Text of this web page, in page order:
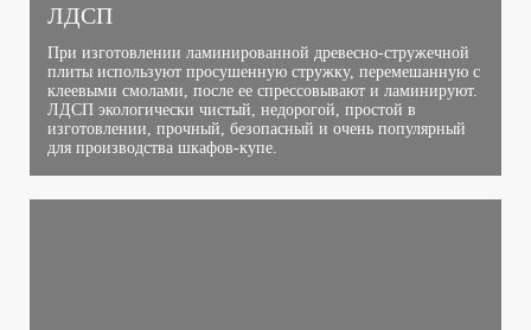
ЛДСП
При изготовлении ламинированной древесно-стружечной
плиты используют просушенную стружку, перемешанную с
клеевыми смолами, после ее спрессовывают и ламинируют.
ЛДСП экологически чистый, недорогой, простой в
изготовлении, прочный, безопасный и очень популярный
для производства шкафов-купе.